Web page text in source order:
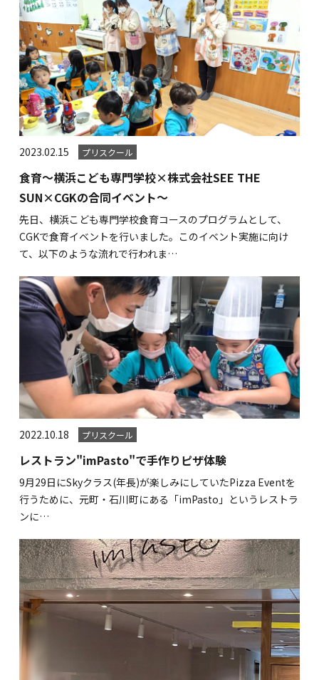
2023.02.15 プリスクール
食育～横浜こども専門学校×株式会社SEE THE
SUN×CGKの合同イベント～
先日、横浜こども専門学校食育コースのプログラムとして、
CGKで食育イベントを行いました。このイベント実施に向け
て、以下のような流れで行われま…
2022.10.18 プリスクール
レストラン"imPasto"で手作りピザ体験
9月29日にSkyクラス(年長)が楽しみにしていたPizza Eventを
行うために、元町・石川町にある「imPasto」というレストラ
ンに…